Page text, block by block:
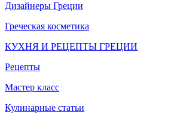
Дизайнеры Греции
Греческая косметика
КУХНЯ И РЕЦЕПТЫ ГРЕЦИИ
Рецепты
Мастер класс
Кулинарные статьи